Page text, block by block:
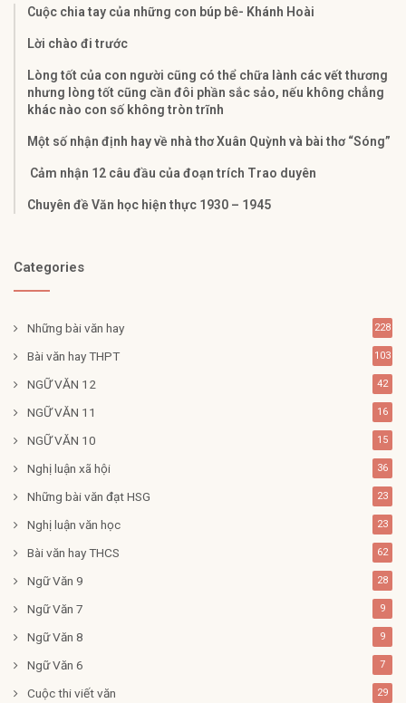
Cuộc chia tay của những con búp bê- Khánh Hoài
Lời chào đi trước
Lòng tốt của con người cũng có thể chữa lành các vết thương
nhưng lòng tốt cũng cần đôi phần sắc sảo, nếu không chẳng
khác nào con số không tròn trĩnh
Một số nhận định hay về nhà thơ Xuân Quỳnh và bài thơ “Sóng”
Cảm nhận 12 câu đầu của đoạn trích Trao duyên
Chuyên đề Văn học hiện thực 1930 – 1945
Categories
Những bài văn hay 228
Bài văn hay THPT 103
NGỮ VĂN 12 42
NGỮ VĂN 11 16
NGỮ VĂN 10 15
Nghị luận xã hội 36
Những bài văn đạt HSG 23
Nghị luận văn học 23
Bài văn hay THCS 62
Ngữ Văn 9 28
Ngữ Văn 7 9
Ngữ Văn 8 9
Ngữ Văn 6 7
Cuộc thi viết văn 29